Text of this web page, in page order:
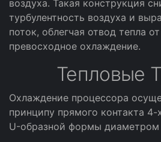
воздуха. Такая конструкция
турбулентность воздуха и
поток, облегчая отвод тепла
превосходное охлаждение.
Тепловые
Охлаждение процессора
принципу прямого контакта
U-образной формы